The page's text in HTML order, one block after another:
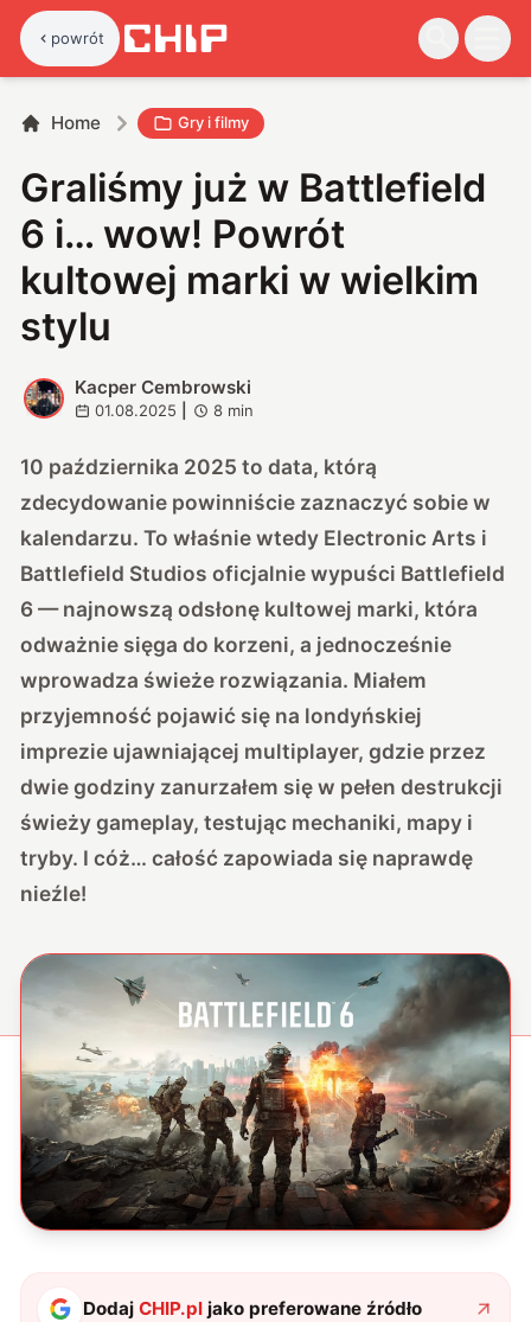
powrót
Home Gry i filmy
Graliśmy już w Battlefield
6 i… wow! Powrót
kultowej marki w wielkim
stylu
K
Kacper Cembrowski
01.08.2025 8 min
10 października 2025 to data, którą
zdecydowanie powinniście zaznaczyć sobie w
kalendarzu. To właśnie wtedy Electronic Arts i
Battlefield Studios oficjalnie wypuści Battlefield
6 — najnowszą odsłonę kultowej marki, która
odważnie sięga do korzeni, a jednocześnie
wprowadza świeże rozwiązania. Miałem
przyjemność pojawić się na londyńskiej
imprezie ujawniającej multiplayer, gdzie przez
dwie godziny zanurzałem się w pełen destrukcji
świeży gameplay, testując mechaniki, mapy i
tryby. I cóż… całość zapowiada się naprawdę
nieźle!
DodajCHIP.pl jako preferowane źródło